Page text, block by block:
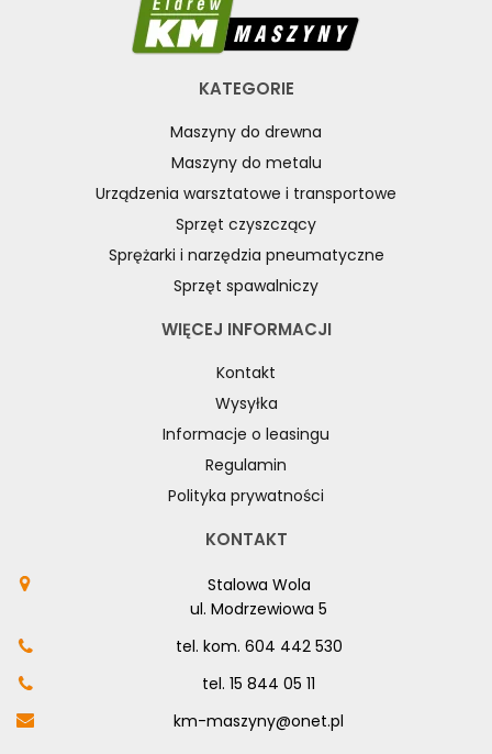
KATEGORIE
Maszyny do drewna
Maszyny do metalu
Urządzenia warsztatowe i transportowe
Sprzęt czyszczący
Sprężarki i narzędzia pneumatyczne
Sprzęt spawalniczy
WIĘCEJ INFORMACJI
Kontakt
Wysyłka
Informacje o leasingu
Regulamin
Polityka prywatności
KONTAKT
Stalowa Wola
ul. Modrzewiowa 5
tel. kom. 604 442 530
tel. 15 844 05 11
km-maszyny@onet.pl